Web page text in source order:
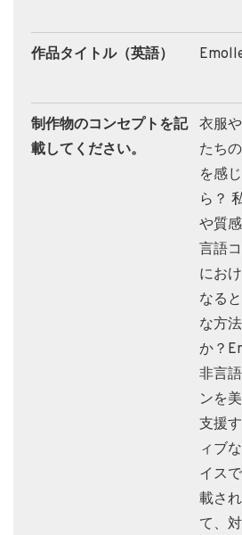
作品タイトル（英語）
制作物のコンセプトを記
載してください。
衣服
たち
を感
ら？
や質
言語
にお
なる
な方
か？
非言
ンを
支援
ィブ
イス
載さ
て、